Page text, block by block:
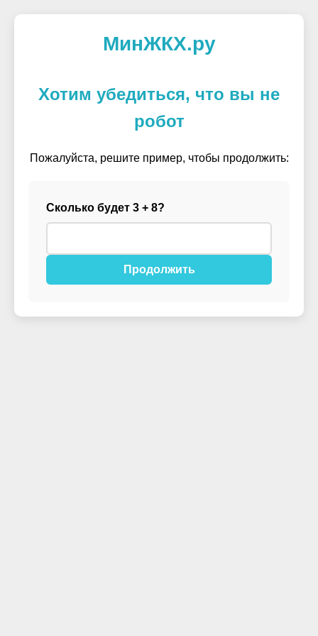
МинЖКХ.ру
Хотим убедиться, что вы не
робот
Пожалуйста, решите пример, чтобы продолжить:
Сколько будет 3 + 8?
Продолжить